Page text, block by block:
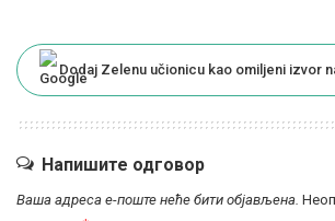
Dodaj Zelenu učionicu kao omiljeni izvor
Напишите одговор
Ваша адреса е-поште неће бити објављена.